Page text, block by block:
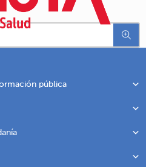
pública